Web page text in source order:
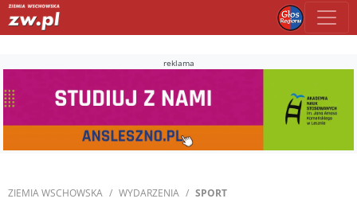
reklama
ZIEMIA WSCHOWSKA WYDARZENIA SPORT